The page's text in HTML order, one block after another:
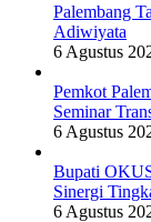
Palembang
Adiwiyata
6 Agustus
Pemkot
Seminar
6 Agustus
Bupati
Sinergi
6 Agustus